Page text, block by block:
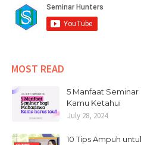
MOST READ
5 Manfaat Seminar
Kamu Ketahui
July 28, 2024
10 Tips Ampuh